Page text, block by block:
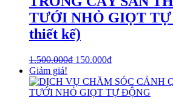
TƯỚI NHỎ GIỌT TỰ
thiết kế)
1.500.000₫ 150.000₫
Giảm giá!